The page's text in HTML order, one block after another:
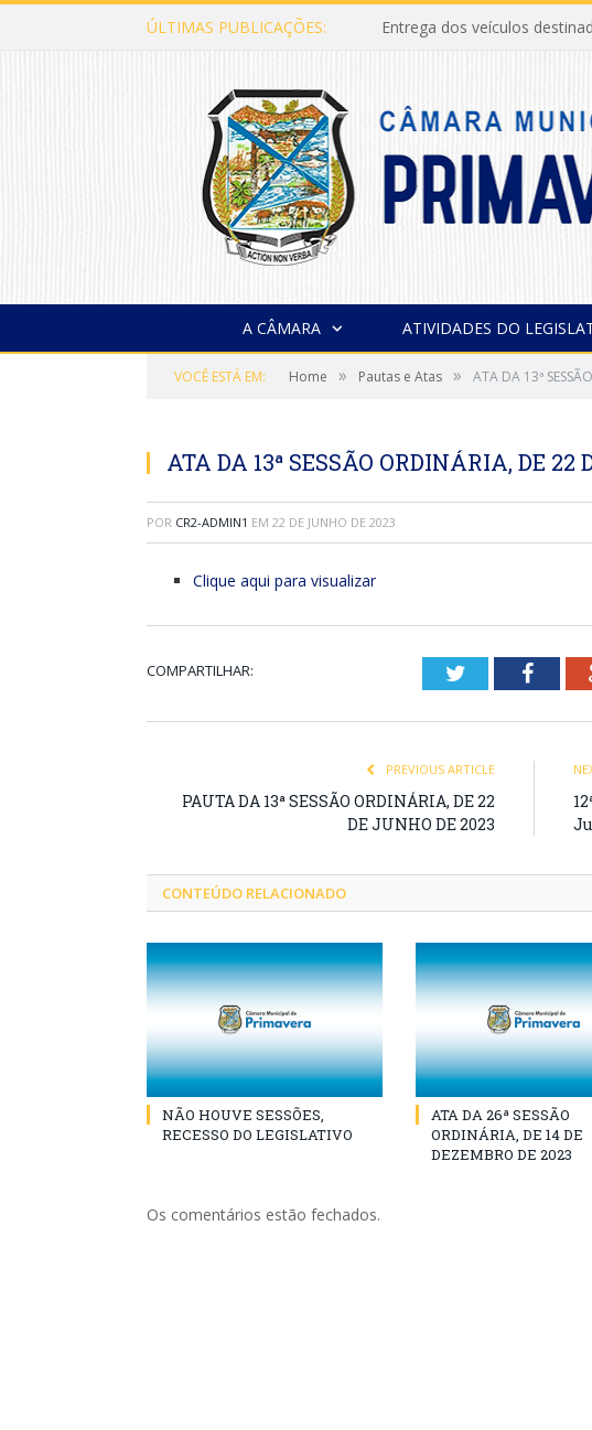
ÚLTIMAS PUBLICAÇÕES: Entrega dos veículos
A CÂMARA ATIVIDADES DO
VOCÊ ESTÁ EM: Home » Pautas e Atas » ATA DA 13ª
ATA DA 13ª SESSÃO ORDINÁRIA, DE 22
POR CR2-ADMIN1 EM 22 DE JUNHO DE 2023
Clique aqui para visualizar
COMPARTILHAR: Twitter
PREVIOUS ARTICLE
PAUTA DA 13ª SESSÃO ORDINÁRIA, DE 22
DE JUNHO DE 2023
CONTEÚDO RELACIONADO
NÃO HOUVE SESSÕES,
RECESSO DO LEGISLATIVO
ATA DA 26ª SESSÃO
ORDINÁRIA, DE 14 DE
DEZEMBRO DE 2023
Os comentários estão fechados.